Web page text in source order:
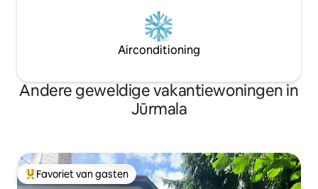
Airconditioning
Andere geweldige vakantiewoningen in
Jūrmala
Topfavoriet van gasten
Favoriet van gasten